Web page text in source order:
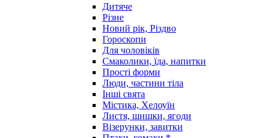
Дитяче
Різне
Новий рік, Різдво
Гороскопи
Для чоловіків
Смаколики, їда, напитки
Прості форми
Люди, частини тіла
Інші свята
Містика, Хелоуїн
Листя, шишки, ягоди
Візерунки, завитки